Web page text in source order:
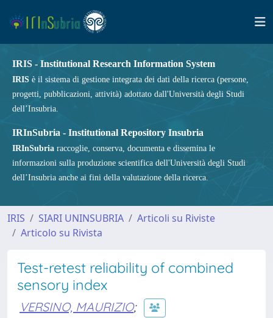
IRIS - Institutional Research Information System
IRIS è il sistema di gestione integrata dei dati della ricerca (persone,
progetti, pubblicazioni, attività) adottato dall'Università degli Studi
dell’Insubria.
IRInSubria - Institutional Repository Insubria
IRInSubria raccoglie, conserva, documenta e dissemina le
informazioni sulla produzione scientifica dell'Università degli Studi
dell’Insubria anche ai fini della valutazione della ricerca.
IRIS SIARI UNINSUBRIA
Articoli su Riviste
Articolo su Rivista
Test-retest reliability of combined
sensory index
VERSINO, MAURIZIO;